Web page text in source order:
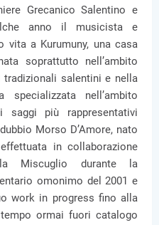
Grecanico Salentino e
anno il musicista e
vita a Kurumuny, una casa
soprattutto nell’ambito
salentini e nella
specializzata nell’ambito
saggi più rappresentativi
Morso D’Amore, nato
in collaborazione
Miscuglio durante la
omonimo del 2001 e
work in progress fino alla
ormai fuori catalogo